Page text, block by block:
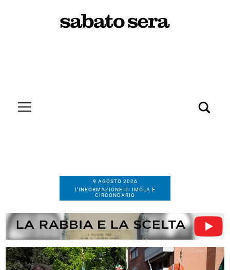
9 AGOSTO 2026
L’INFORMAZIONE DI IMOLA E
CIRCONDARIO